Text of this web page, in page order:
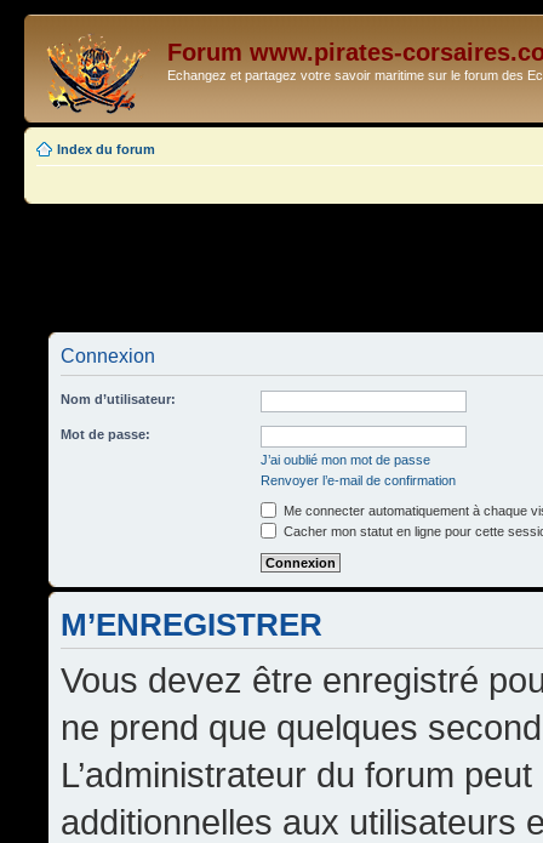
Forum www.pirates-
Echangez et partagez votre savoir maritime sur le forum des
Index du forum
Connexion
Nom d’utilisateur:
Mot de passe:
J’ai oublié mon mot de passe
Renvoyer l’e-mail de confirmation
Me connecter automatiquement à chaque
Cacher mon statut en ligne pour cette
M’ENREGISTRER
Vous devez être enregistré
ne prend que quelques
L’administrateur du forum
additionnelles aux utilisateurs